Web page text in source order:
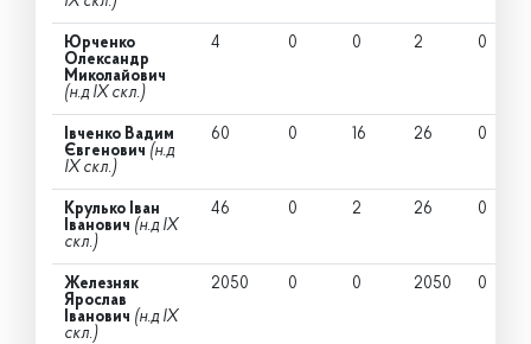
Юрченко
Олександр
Миколайович
(н.д IX скл.)
4 0 0 2 0
Івченко Вадим
Євгенович (н.д
IX скл.)
60 0 16 26 0
Крулько Іван
Іванович (н.д IX
скл.)
46 0 2 26 0
Железняк
Ярослав
Іванович (н.д IX
скл.)
2050 0 0 2050 0